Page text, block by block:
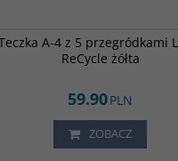
A-4 z 5 przegródkami
ReCycle żółta
59.90PLN
ZOBACZ